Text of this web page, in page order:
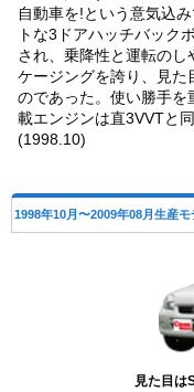
自動車を!という意気込
トな3ドアハッチバック
され、乗降性と運転のし
ケージングを誇り、見た
のであった。使い勝手を
載エンジンは直3VVTと
(1998.10)
1998年10月〜2009年08月生産モ
見た目は